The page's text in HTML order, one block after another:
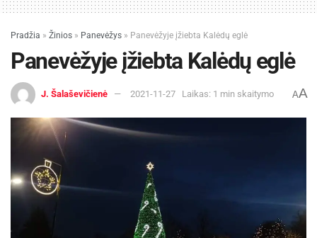
Pradžia » Žinios » Panevėžys » Panevėžyje įžiebta Kalėdų eglė
Panevėžyje įžiebta Kalėdų eglė
J. Šalaševičienė 2021-11-27 Laikas: 1 min skaitymo AA